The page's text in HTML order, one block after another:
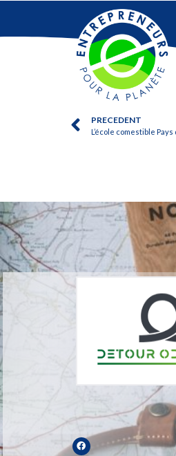
PRECEDENT
L’école comestible